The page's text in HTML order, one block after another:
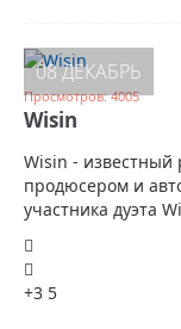
08 ДЕКАБРЬ
Просмотров: 4005
Wisin
Wisin - известный
продюсером и
участника дуэта
+3 5